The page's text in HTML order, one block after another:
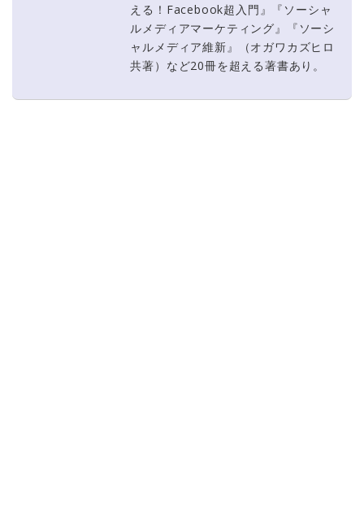
える！Facebook超入門』『ソーシャ
ルメディアマーケティング』『ソーシ
ャルメディア維新』（オガワカズヒロ
共著）など20冊を超える著書あり。